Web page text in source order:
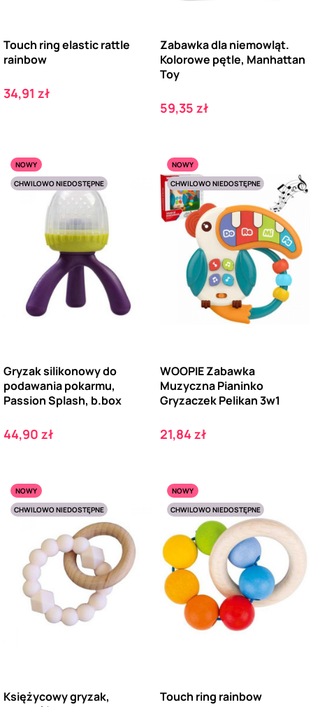
Touch ring elastic rattle
rainbow
Cena
34,91 zł
Zabawka dla niemowląt.
Kolorowe pętle, Manhattan
Toy
Cena
59,35 zł
NOWY
CHWILOWO NIEDOSTĘPNE
Gryzak silikonowy do
podawania pokarmu,
Passion Splash, b.box
Cena
44,90 zł
NOWY
CHWILOWO NIEDOSTĘPNE
WOOPIE Zabawka
Muzyczna Pianinko
Gryzaczek Pelikan 3w1
Cena
21,84 zł
NOWY
CHWILOWO NIEDOSTĘPNE
Księżycowy gryzak,
NOWY
CHWILOWO NIEDOSTĘPNE
Touch ring rainbow